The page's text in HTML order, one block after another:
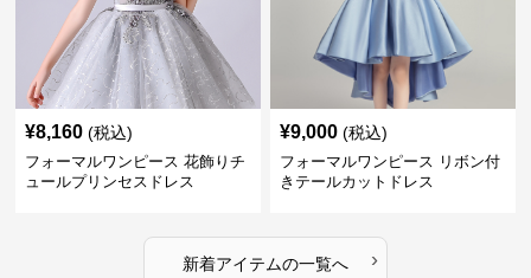
¥8,160 (税込)
フォーマルワンピース 花飾りチ
ュールプリンセスドレス
¥9,000 (税込)
フォーマルワンピース リボン付
きテールカットドレス
新着アイテムの一覧へ ›